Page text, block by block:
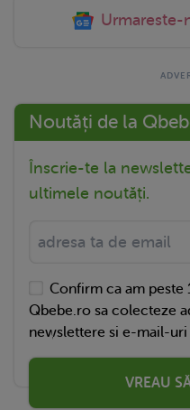
Urmareste-
Noutăți de la
Înscrie-te la
ultimele noutăți.
Confirm ca am peste
Qbebe.ro sa colecteze
newslettere si e-mail-
VREAU